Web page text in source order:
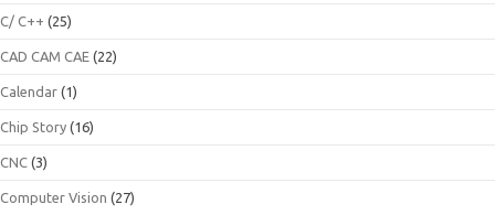
C/ C++ (25)
CAD CAM CAE (22)
Calendar (1)
Chip Story (16)
CNC (3)
Computer Vision (27)